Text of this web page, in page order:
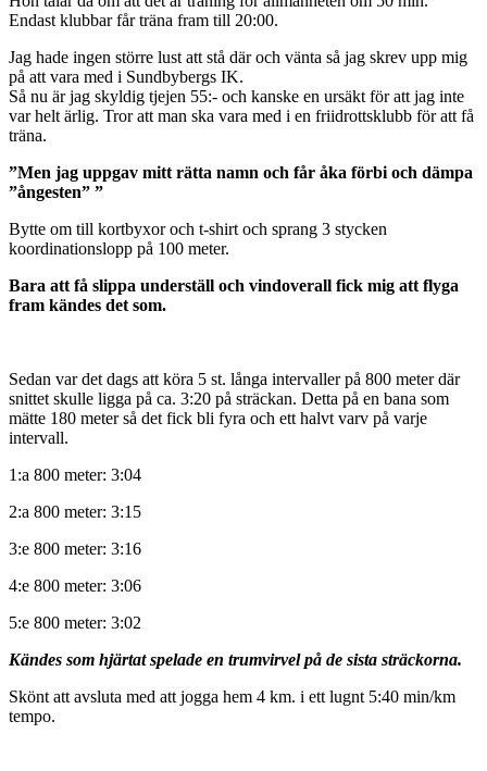
Endast klubbar får träna fram till 20:00.
Jag hade ingen större lust att stå där och vänta så jag skrev upp mig
på att vara med i Sundbybergs IK.
Så nu är jag skyldig tjejen 55:- och kanske en ursäkt för att jag inte
var helt ärlig. Tror att man ska vara med i en friidrottsklubb för att få
träna.
”Men jag uppgav mitt rätta namn och får åka förbi och dämpa
”ångesten” ”
Bytte om till kortbyxor och t-shirt och sprang 3 stycken
koordinationslopp på 100 meter.
Bara att få slippa underställ och vindoverall fick mig att flyga
fram kändes det som.
Sedan var det dags att köra 5 st. långa intervaller på 800 meter där
snittet skulle ligga på ca. 3:20 på sträckan. Detta på en bana som
mätte 180 meter så det fick bli fyra och ett halvt varv på varje
intervall.
1:a 800 meter: 3:04
2:a 800 meter: 3:15
3:e 800 meter: 3:16
4:e 800 meter: 3:06
5:e 800 meter: 3:02
Kändes som hjärtat spelade en trumvirvel på de sista sträckorna.
Skönt att avsluta med att jogga hem 4 km. i ett lugnt 5:40 min/km
tempo.